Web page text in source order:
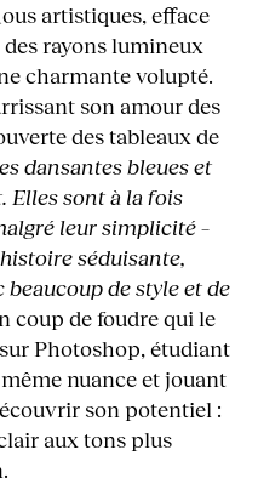
artistiques, efface
rayons lumineux
charmante volupté.
son amour des
des tableaux de
dansantes bleues et
Elles sont à la fois
leur simplicité –
séduisante,
de style et de
coup de foudre qui le
Photoshop, étudiant
nuance et jouant
son potentiel :
aux tons plus